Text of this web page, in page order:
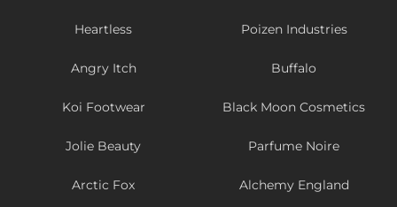
Heartless Poizen Industries
Angry Itch Buffalo
Koi Footwear Black Moon Cosmetics
Jolie Beauty Parfume Noire
Arctic Fox Alchemy England